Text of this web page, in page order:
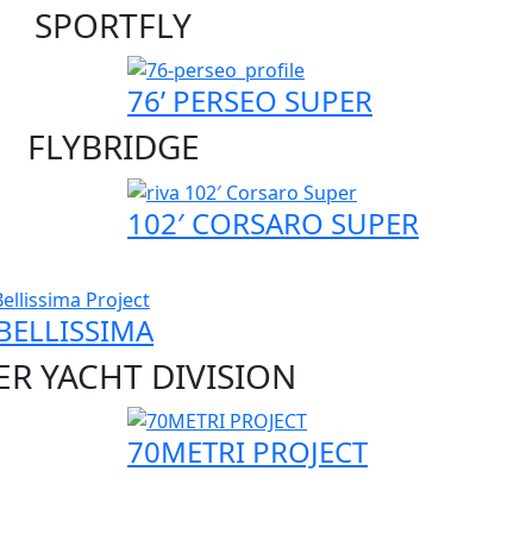
SPORTFLY
76’ PERSEO SUPER
FLYBRIDGE
102′ CORSARO SUPER
YACHT DIVISION
70METRI PROJECT